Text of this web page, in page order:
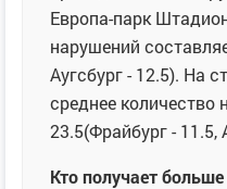
Европа-парк
нарушений
Аугсбург - 12.5). На
среднее количество
23.5(Фрайбург - 11.5,
Кто получает